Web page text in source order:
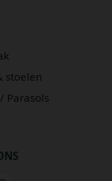
stoelen
Parasols